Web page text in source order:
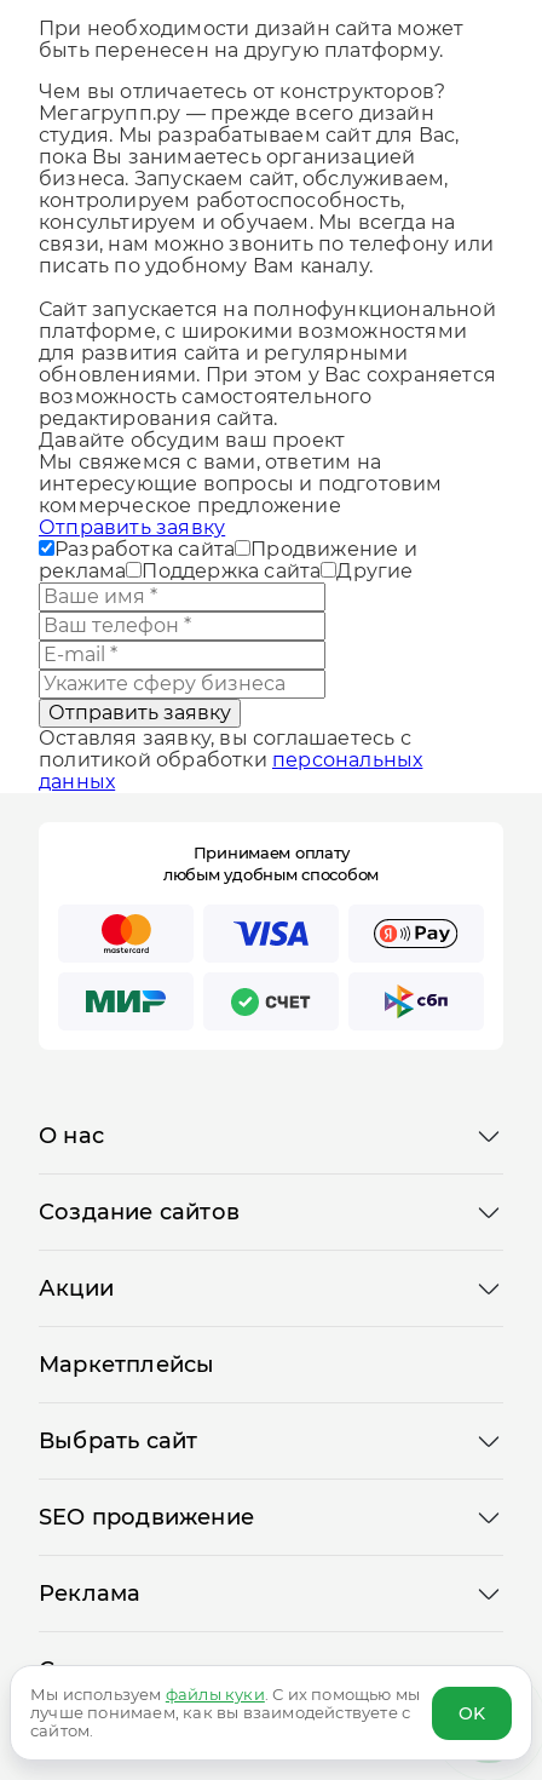
При необходимости дизайн сайта может
Чем вы отличаетесь от конструкторов?
Мегагрупп.ру — прежде всего дизайн
студия. Мы разрабатываем сайт для Вас,
пока Вы занимаетесь организацией
бизнеса. Запускаем сайт, обслуживаем,
контролируем работоспособность,
консультируем и обучаем. Мы всегда на
связи, нам можно звонить по телефону или
Сайт запускается на полнофункциональной
платформе, с широкими возможностями
для развития сайта и регулярными
обновлениями. При этом у Вас сохраняется
возможность самостоятельного
редактирования сайта.
Давайте обсудим ваш проект
Мы свяжемся с вами, ответим на
интересующие вопросы и подготовим
коммерческое предложение
Отправить заявку
Разработка сайта
Продвижение и
реклама
Поддержка сайта
Отправить заявку
Оставляя заявку, вы соглашаетесь с
политикой обработки
Принимаем оплату
Сервисы
Логотипы
Мы используем файлы куки . С их помощью мы
лучше понимаем, как вы взаимодействуете с
сайтом.
OK